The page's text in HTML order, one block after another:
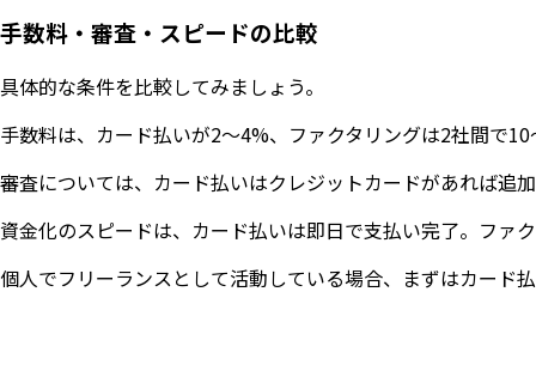
手数料・審査・スピードの比較
具体的な条件を比較してみましょう。
手数料は、カード払いが2〜4%、ファクタリングは2社間で
審査については、カード払いはクレジットカードがあれば追
資金化のスピードは、カード払いは即日で支払い完了。ファ
個人でフリーランスとして活動している場合、まずはカード